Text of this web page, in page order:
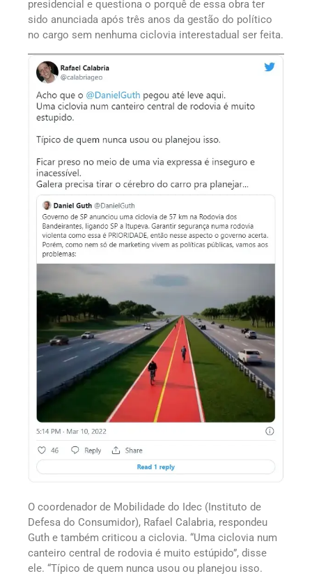
presidencial e questiona o porquê de essa obra ter
sido anunciada após três anos da gestão do político
no cargo sem nenhuma ciclovia interestadual ser feita.
O coordenador de Mobilidade do Idec (Instituto de
Defesa do Consumidor), Rafael Calabria, respondeu
Guth e também criticou a ciclovia. “Uma ciclovia num
canteiro central de rodovia é muito estúpido”, disse
ele. “Típico de quem nunca usou ou planejou isso.